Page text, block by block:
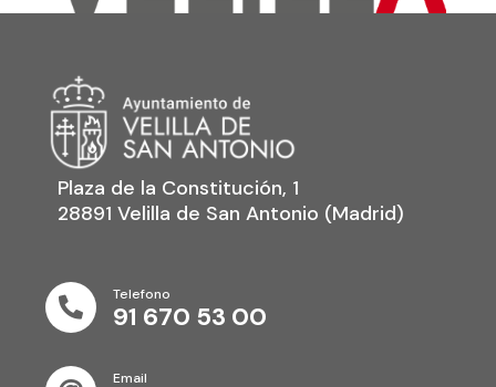
Plaza de la Constitución, 1
28891 Velilla de San Antonio (Madrid)

Telefono
91 670 53 00
Email